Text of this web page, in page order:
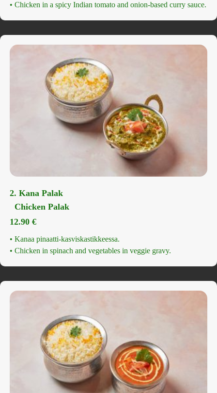
• Chicken in a spicy Indian tomato and onion-based curry sauce.
2. Kana Palak
Chicken Palak
12.90 €
• Kanaa pinaatti-kasviskastikkeessa.
• Chicken in spinach and vegetables in veggie gravy.